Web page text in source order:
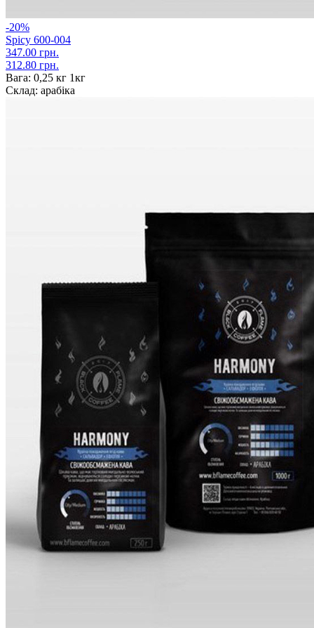
-20%
Spicy 600-004
347.00 грн.
312.80 грн.
Вага: 0,25 кг 1кг
Склад: арабіка